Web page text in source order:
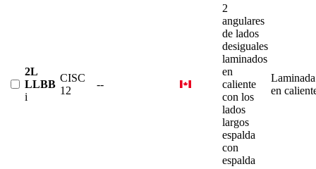
2L
LLBB
i
CISC
12
--
2
angulares
de lados
desiguales
laminados
en
caliente
con los
lados
largos
espalda
con
espalda
Laminada
en